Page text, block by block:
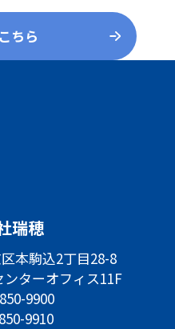
ちら
瑞穂
本駒込2丁目28-8
ターオフィス11F
9900
9910